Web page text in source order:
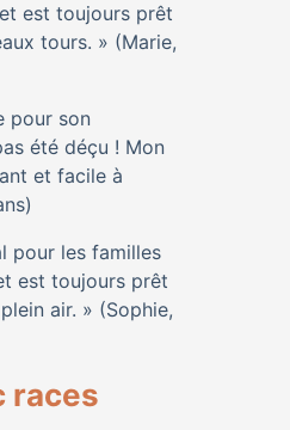
est toujours prêt
tours. » (Marie,
pour son
été déçu ! Mon
et facile à
pour les familles
est toujours prêt
air. » (Sophie,
races